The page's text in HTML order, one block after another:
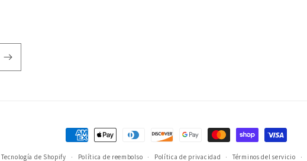
Formas
Tecnología de Shopify Política de reembolso Política de privacidad Términos del servicio